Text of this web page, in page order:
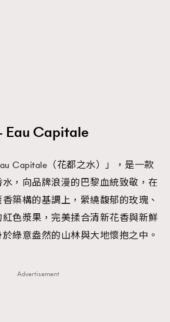
Eau Capitale
Capitale（花都之水）」，是一款
，向品牌浪漫的巴黎血統致敬，在
築構的基調上，縈繞馥郁的玫瑰、
色漿果，完美揉合清新花香與新鮮
綠意盎然的山林與大地懷抱之中。
Advertisement